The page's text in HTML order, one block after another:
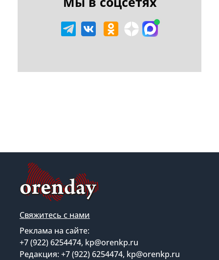
Свяжитесь с нами
Реклама на сайте:
+7 (922) 6254474, kp@orenkp.ru
Редакция: +7 (922) 6254474, kp@orenkp.ru